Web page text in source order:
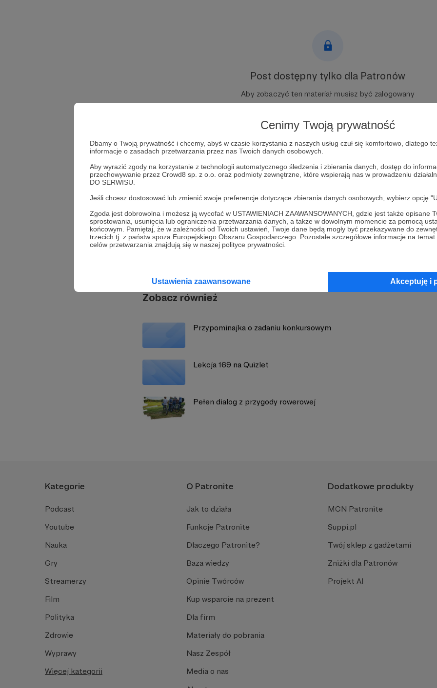
Cenimy Twoją prywatność
Dbamy o Twoją prywatność i chcemy, abyś w czasie korzystania z naszych usług czuł się komfortowo, dlatego
informacje o zasadach przetwarzania przez nas Twoich danych osobowych.
Aby wyrazić zgody na korzystanie z technologii automatycznego śledzenia i zbierania danych, dostęp do
przechowywanie przez Crowd8 sp. z o.o. oraz podmioty zewnętrzne, które wspierają nas w prowadzeniu
DO SERWISU.
Jeśli chcesz dostosować lub zmienić swoje preferencje dotyczące zbierania danych osobowych, wybierz opcję
Zgoda jest dobrowolna i możesz ją wycofać w USTAWIENIACH ZAAWANSOWANYCH, gdzie jest także opisane
sprostowania, usunięcia lub ograniczenia przetwarzania danych, a także w dowolnym momencie za pomocą
końcowym. Pamiętaj, że w zależności od Twoich ustawień, Twoje dane będą mogły być przekazywane do
trzecich tj. z państw spoza Europejskiego Obszaru Gospodarczego. Pozostałe szczegółowe informacje na
celów przetwarzania znajdują się w naszej polityce prywatności.
Ustawienia zaawansowane Akceptuję i
Post dostępny tylko dla Patronów
Aby zobaczyć ten materiał musisz być zalogowany
Zostań Patronem
Zaloguj się
konkurs
Kwadrans Na Angielski
Zobacz również
Przypominajka o zadaniu konkursowym
Lekcja 169 na Quizlet
Pełen dialog z przygody rowerowej
Kategorie
Podcast
Youtube
Nauka
Gry
Streamerzy
Film
Polityka
Zdrowie
Wyprawy
Więcej kategorii
O Patronite
Jak to działa
Funkcje Patronite
Dlaczego Patronite?
Baza wiedzy
Opinie Twórców
Kup wsparcie na prezent
Dla firm
Materiały do pobrania
Nasz Zespół
Media o nas
Dodatkowe produkty
MCN Patronite
Suppi.pl
Twój sklep z gadżetami
Zniżki dla Patronów
Projekt AI